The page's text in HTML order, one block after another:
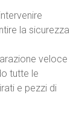
la sicurezza
veloce
tutte le
e pezzi di